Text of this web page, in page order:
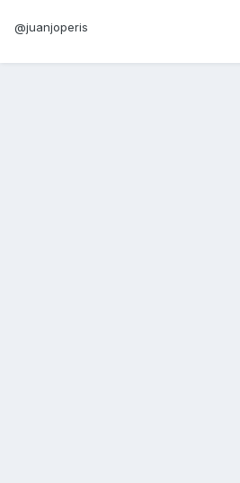
@juanjoperis